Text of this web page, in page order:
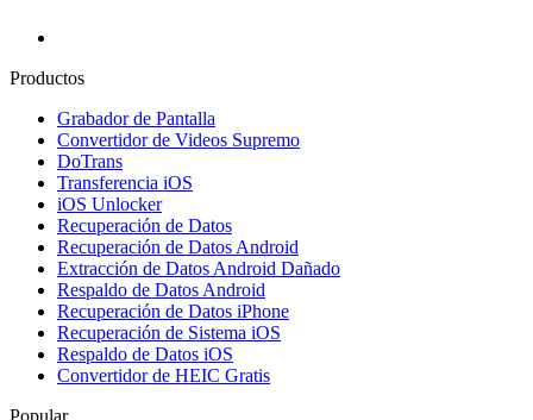
Productos
Grabador de Pantalla
Convertidor de Videos Supremo
DoTrans
Transferencia iOS
iOS Unlocker
Recuperación de Datos
Recuperación de Datos Android
Extracción de Datos Android Dañado
Respaldo de Datos Android
Recuperación de Datos iPhone
Recuperación de Sistema iOS
Respaldo de Datos iOS
Convertidor de HEIC Gratis